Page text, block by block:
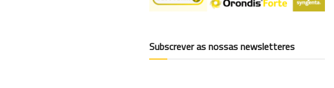
Subscrever as nossas newsletteres